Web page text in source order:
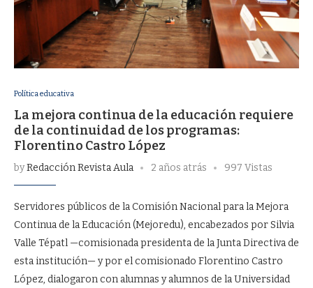
Política educativa
La mejora continua de la educación requiere
de la continuidad de los programas:
Florentino Castro López
byRedacción Revista Aula 2 años atrás 997 Vistas
Servidores públicos de la Comisión Nacional para la Mejora
Continua de la Educación (Mejoredu), encabezados por Silvia
Valle Tépatl —comisionada presidenta de la Junta Directiva de
esta institución— y por el comisionado Florentino Castro
López, dialogaron con alumnas y alumnos de la Universidad